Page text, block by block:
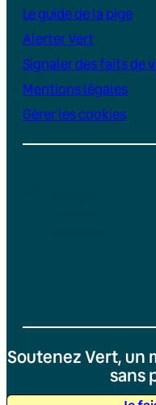
Le guide de la pige
Alerter Vert
Signaler des faits de
Mentions légales
Gérer les cookies
Soutenez Vert, un
sans